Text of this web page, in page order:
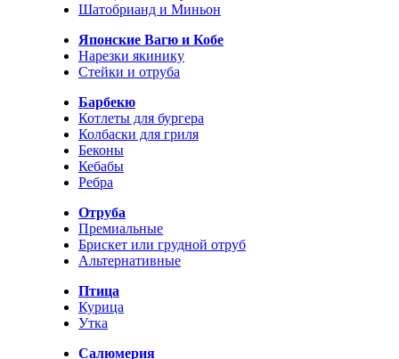
Шатобрианд и Миньон
Японские Вагю и Кобе
Нарезки якинику
Стейки и отруба
Барбекю
Котлеты для бургера
Колбаски для гриля
Беконы
Кебабы
Ребра
Отруба
Премиальные
Брискет или грудной отруб
Альтернативные
Птица
Курица
Утка
Салюмерия